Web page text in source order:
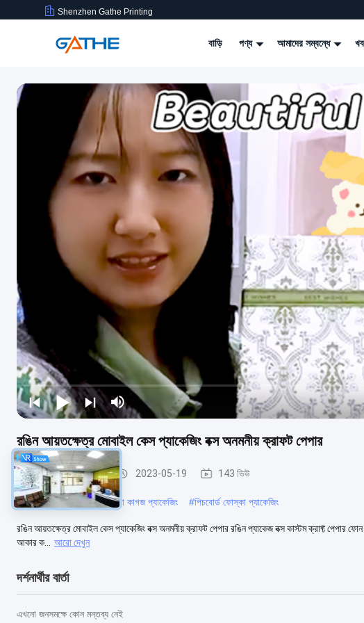
Shenzhen Gathe Printing
বাড়ি পণ্য আমাদের সম্বন্ধে
রঙিন আয়তক্ষেত্র মোবাইল কেস প্যাকেজিং বক্স অনমনীয় ক্রাফট পেপার
ফোন কেস প্যাকেজিং বক্স 2023-05-19 143 ভিউ
#ড্রয়ার পিচবোর্ড বাক্স #ফোস্কা কাগজ প্যাকেজিং #পিচবোর্ড ফোস্কা প্যাকেজিং
রঙিন আয়তক্ষেত্র মোবাইল কেস প্যাকেজিং বক্স অনমনীয় ক্রাফট পেপার রঙিন প্যাকেজ বক্স কাস্টম ক্রাফ্ট পেপার ফোন
আকার ক...
আরো দেখুন
দর্শনার্থীর বার্তা
এখনো জনসমক্ষে কোন মন্তব্য নেই